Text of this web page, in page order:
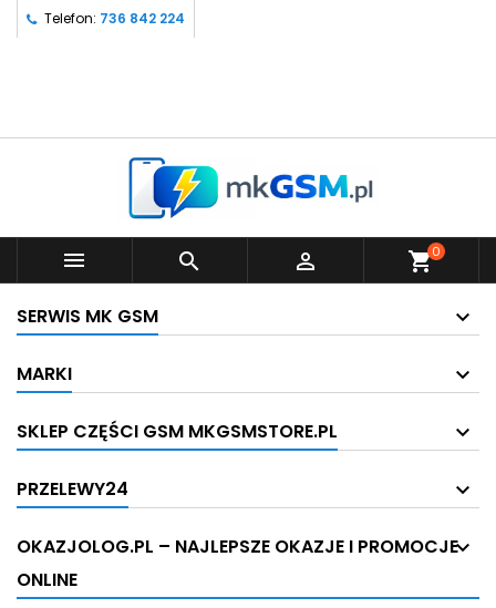
Telefon: 736 842 224
   shopping_cart0
SERWIS MK GSM
MARKI
SKLEP CZĘŚCI GSM MKGSMSTORE.PL
PRZELEWY24
OKAZJOLOG.PL – NAJLEPSZE OKAZJE I PROMOCJE
ONLINE